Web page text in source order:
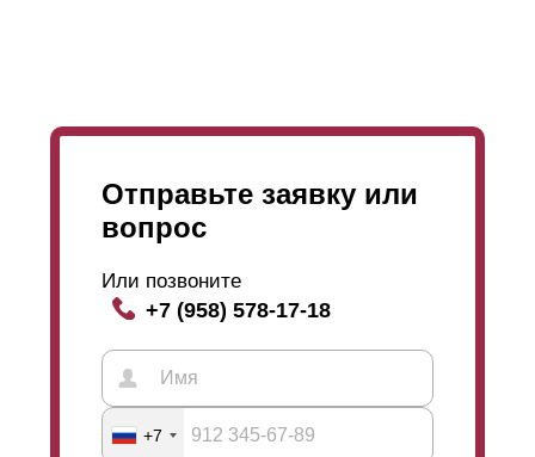
Отправьте заявку или
вопрос
Или позвоните
+7 (958) 578-17-18
+7